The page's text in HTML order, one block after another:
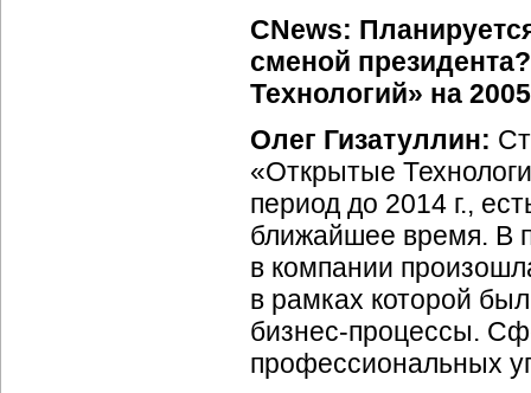
CNews:
сменой
Технологий» на
Олег Гизатуллин:
«Открытые
период до 2014 г.,
ближайшее время. В
в компании
в рамках которой
бизнес-процессы.
профессиональных